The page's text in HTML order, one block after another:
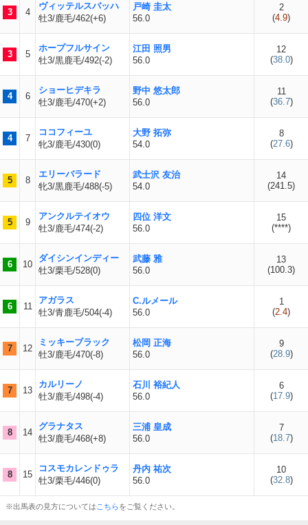
3 4
ヴィッテルスバッハ
牡3/鹿毛/462(+6)
戸崎 圭太
56.0
2
(4.9)
3 5
ホープフルサイン
牡3/黒鹿毛/492(-2)
江田 照男
56.0
12
(38.0)
4 6
ショーヒデキラ
牡3/鹿毛/470(+2)
野中 悠太郎
56.0
11
(36.7)
4 7
ココフィーユ
牝3/鹿毛/430(0)
大野 拓弥
54.0
8
(27.6)
5 8
エリーバラード
牝3/黒鹿毛/488(-5)
武士沢 友治
54.0
14
(241.5)
5 9
アンクルテイオウ
牡3/鹿毛/474(-2)
四位 洋文
56.0
15
(****)
6 10
ダイシンインディー
牡3/栗毛/528(0)
武藤 雅
56.0
13
(100.3)
6 11
アガラス
牡3/青鹿毛/504(-4)
C.ルメール
56.0
1
(2.4)
7 12
ミッキーブラック
牡3/鹿毛/470(-8)
松岡 正海
56.0
9
(28.9)
7 13
カルリーノ
牡3/鹿毛/498(-4)
石川 裕紀人
56.0
6
(17.9)
8 14
グラナタス
牡3/鹿毛/468(+8)
三浦 皇成
56.0
7
(18.7)
8 15
コスモカレンドゥラ
牡3/栗毛/446(0)
丹内 祐次
56.0
10
(32.8)
※出馬表の見方については こちらをご覧ください。